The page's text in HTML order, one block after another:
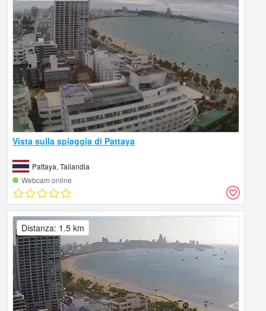
Vista sulla spiaggia di Pattaya
Pattaya, Tailandia
Webcam online
Distanza: 1.5 km